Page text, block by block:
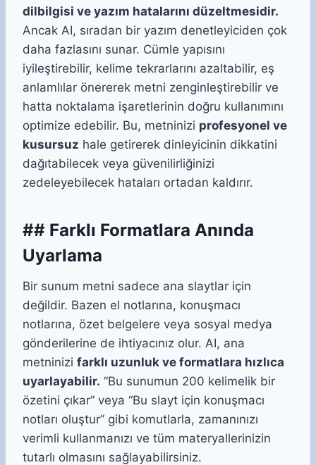
dilbilgisi ve yazım hatalarını düzeltmesidir.
Ancak AI, sıradan bir yazım denetleyiciden çok
daha fazlasını sunar. Cümle yapısını
iyileştirebilir, kelime tekrarlarını azaltabilir, eş
anlamlılar önererek metni zenginleştirebilir ve
hatta noktalama işaretlerinin doğru kullanımını
optimize edebilir. Bu, metninizi profesyonel ve
kusursuz hale getirerek dinleyicinin dikkatini
dağıtabilecek veya güvenilirliğinizi
zedeleyebilecek hataları ortadan kaldırır.
## Farklı Formatlara Anında
Uyarlama
Bir sunum metni sadece ana slaytlar için
değildir. Bazen el notlarına, konuşmacı
notlarına, özet belgelere veya sosyal medya
gönderilerine de ihtiyacınız olur. AI, ana
metninizi farklı uzunluk ve formatlara hızlıca
uyarlayabilir. “Bu sunumun 200 kelimelik bir
özetini çıkar” veya “Bu slayt için konuşmacı
notları oluştur” gibi komutlarla, zamanınızı
verimli kullanmanızı ve tüm materyallerinizin
tutarlı olmasını sağlayabilirsiniz.